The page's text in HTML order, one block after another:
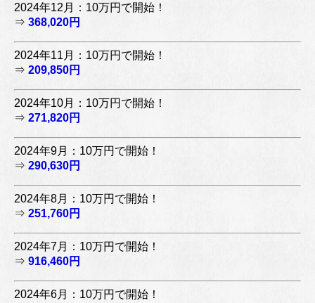
2024年12月：10万円で開始！
⇒ 368,020円
2024年11月：10万円で開始！
⇒ 209,850円
2024年10月：10万円で開始！
⇒ 271,820円
2024年9月：10万円で開始！
⇒ 290,630円
2024年8月：10万円で開始！
⇒ 251,760円
2024年7月：10万円で開始！
⇒ 916,460円
2024年6月：10万円で開始！